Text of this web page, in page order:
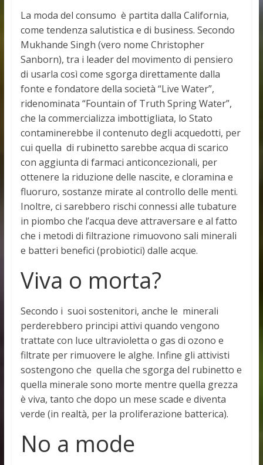
La moda del consumo è partita dalla California,
come tendenza salutistica e di business. Secondo
Mukhande Singh (vero nome Christopher
Sanborn), tra i leader del movimento di pensiero
di usarla così come sgorga direttamente dalla
fonte e fondatore della società “Live Water”,
ridenominata “Fountain of Truth Spring Water”,
che la commercializza imbottigliata, lo Stato
contaminerebbe il contenuto degli acquedotti, per
cui quella di rubinetto sarebbe acqua di scarico
con aggiunta di farmaci anticoncezionali, per
ottenere la riduzione delle nascite, e cloramina e
fluoruro, sostanze mirate al controllo delle menti.
Inoltre, ci sarebbero rischi connessi alle tubature
in piombo che l’acqua deve attraversare e al fatto
che i metodi di filtrazione rimuovono sali minerali
e batteri benefici (probiotici) dalle acque.
Viva o morta?
Secondo i suoi sostenitori, anche le minerali
perderebbero principi attivi quando vengono
trattate con luce ultravioletta o gas di ozono e
filtrate per rimuovere le alghe. Infine gli attivisti
sostengono che quella che sgorga del rubinetto e
quella minerale sono morte mentre quella grezza
è viva, tanto che dopo un mese scade e diventa
verde (in realtà, per la proliferazione batterica).
No a mode